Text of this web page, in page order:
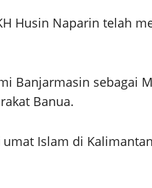
Husin Naparin telah
Banjarmasin sebagai
Banua.
Islam di